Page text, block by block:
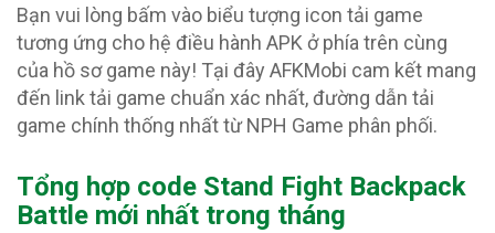
Bạn vui lòng bấm vào biểu tượng icon tải game
tương ứng cho hệ điều hành APK ở phía trên cùng
của hồ sơ game này! Tại đây AFKMobi cam kết mang
đến link tải game chuẩn xác nhất, đường dẫn tải
game chính thống nhất từ NPH Game phân phối.
Tổng hợp code Stand Fight Backpack
Battle mới nhất trong tháng